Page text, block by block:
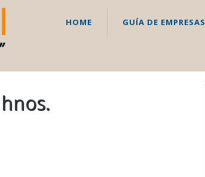
HOME GUÍA DE EMPRESAS